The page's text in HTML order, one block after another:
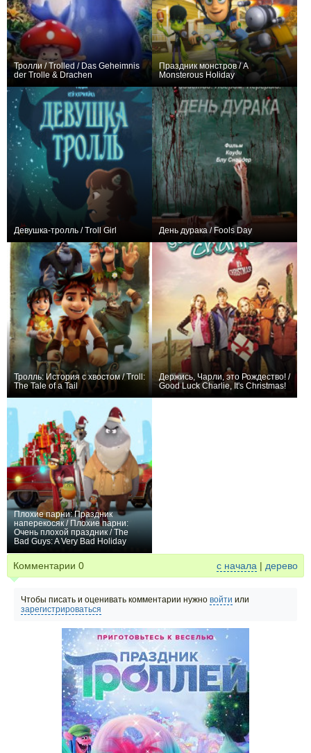
Тролли / Trolled / Das Geheimnis
der Trolle & Drachen
Праздник монстров / A
Monsterous Holiday
Девушка-тролль / Troll Girl День дурака / Fools Day
Тролль: История с хвостом / Troll:
The Tale of a Tail
Держись, Чарли, это Рождество! /
Good Luck Charlie, It's Christmas!
Плохие парни: Праздник
наперекосяк / Плохие парни:
Очень плохой праздник / The
Bad Guys: A Very Bad Holiday
Комментарии 0 с начала | дерево
Чтобы писать и оценивать комментарии нужно войти или
зарегистрироваться